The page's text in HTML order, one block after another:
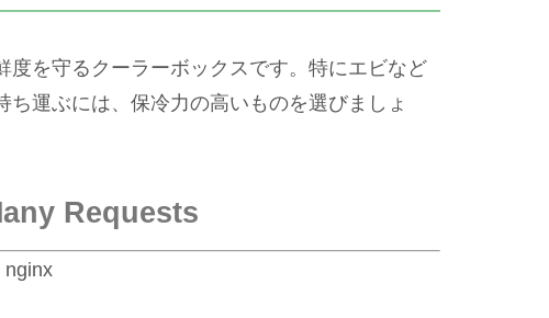
を守るクーラーボックスです。特にエビなど
運ぶには、保冷力の高いものを選びましょ
Requests
nginx